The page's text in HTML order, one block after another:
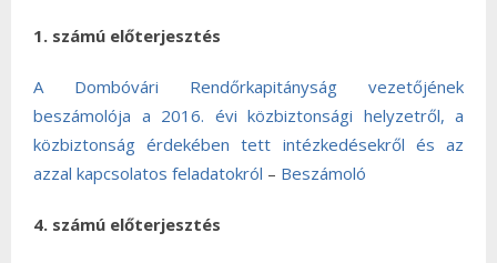
1. számú előterjesztés
A Dombóvári Rendőrkapitányság vezetőjének
beszámolója a 2016. évi közbiztonsági helyzetről, a
közbiztonság érdekében tett intézkedésekről és az
azzal kapcsolatos feladatokról – Beszámoló
4. számú előterjesztés